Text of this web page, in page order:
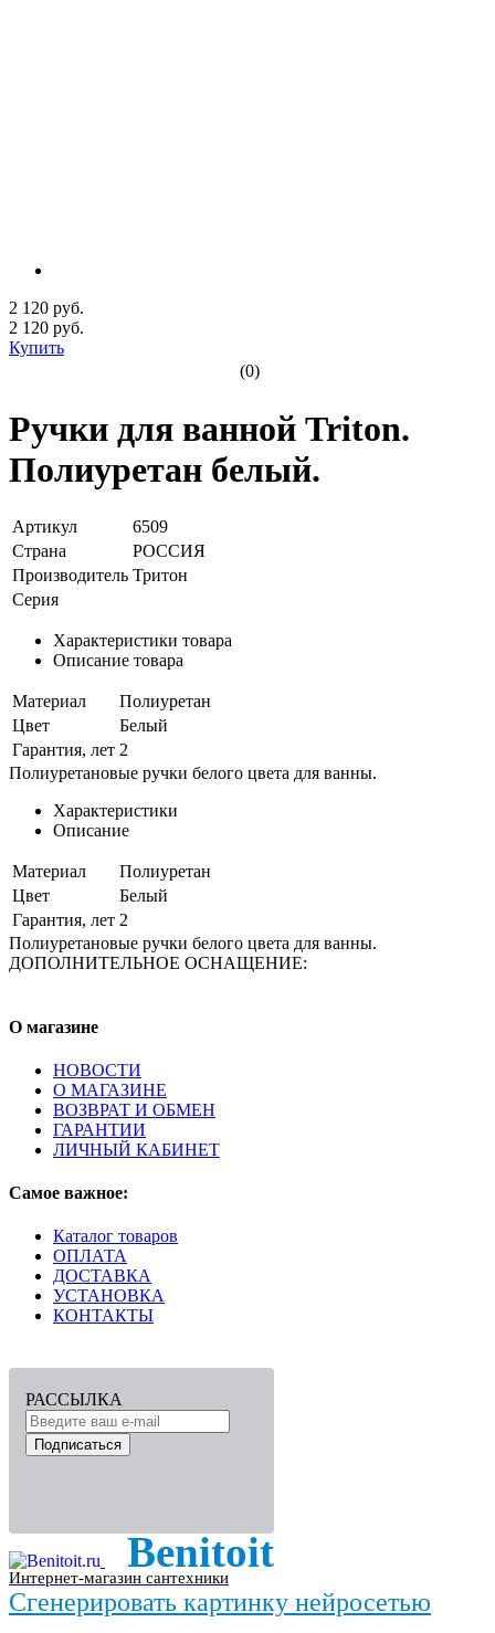
2 120 руб.
2 120 руб.
Купить
(0)
Ручки для ванной Triton.
Полиуретан белый.
Артикул
6509
Страна
РОССИЯ
Производитель Тритон
Серия
Характеристики товара
Описание товара
Материал
Полиуретан
Цвет
Белый
Гарантия, лет 2
Полиуретановые ручки белого цвета для ванны.
Характеристики
Описание
Материал
Полиуретан
Цвет
Белый
Гарантия, лет 2
Полиуретановые ручки белого цвета для ванны.
ДОПОЛНИТЕЛЬНОЕ ОСНАЩЕНИЕ:
О магазине
НОВОСТИ
О МАГАЗИНЕ
ВОЗВРАТ И ОБМЕН
ГАРАНТИИ
ЛИЧНЫЙ КАБИНЕТ
Самое важное:
Каталог товаров
ОПЛАТА
ДОСТАВКА
УСТАНОВКА
КОНТАКТЫ
РАССЫЛКА
Подписаться
Benitoit
Интернет-магазин сантехники
Сгенерировать картинку нейросетью